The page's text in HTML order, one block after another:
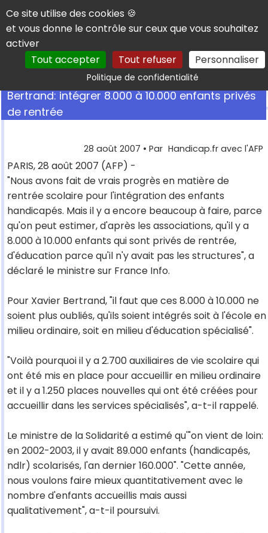
Panneau de gestion des cookies
Ce site utilise des cookies 🍪
et vous donne le contrôle sur ceux que vous souhaitez
activer
Tout accepter
Tout refuser Personnaliser
Politique de confidentialitéRechercher
Bertrand: intégrer 8.000 à 10.000 enfants privés
de rentrée
28 août 2007 • Par Handicap.fr avec l'AFP
PARIS, 28 août 2007 (AFP) -
"Nous avons fait de vrais progrès en matière de
rentrée scolaire pour l'intégration des enfants
handicapés. Mais il y a encore beaucoup à faire, parce
qu'on peut estimer, d'après les associations, qu'il y a
8.000 à 10.000 enfants qui sont privés de rentrée,
d'éducation parce qu'il n'y avait pas les structures", a
déclaré le ministre sur France Info.
Pour Xavier Bertrand, "il faut que ces 8.000 à 10.000 ne
soient plus oubliés, qu'ils soient intégrés soit à l'école en
milieu ordinaire, soit en milieu d'éducation spécialisé".
"Voilà pourquoi il y a 2.700 auxiliaires de vie scolaire qui
ont été mis en place pour accueillir en milieu ordinaire
et il y a 1.250 places nouvelles qui ont été créées pour
accueillir dans les services spécialisés", a-t-il rappelé.
Le ministre de la Solidarité a estimé qu'"on vient de loin:
en 2002-2003, il y avait 89.000 enfants (handicapés,
ndlr) scolarisés, l'an dernier 160.000". "Cette année,
nous voulons faire mieux quantitativement avec le
nombre d'enfants accueillis mais aussi
qualitativement", a-t-il poursuivi.